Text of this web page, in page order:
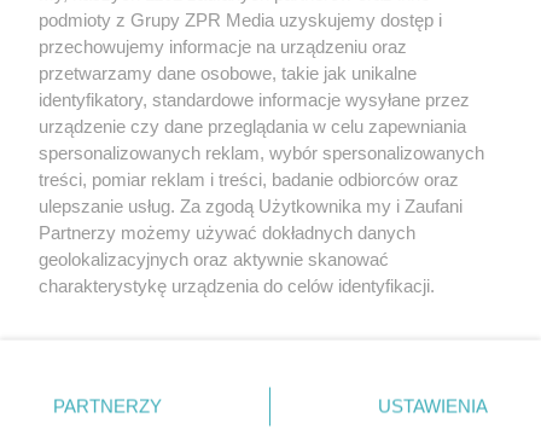
Żaden utwór zamieszczony w serwisie nie może być powielany i
rozpowszechniany lub dalej rozpowszechniany w jakikolwiek sposób (w
tym także elektroniczny lub mechaniczny) na jakimkolwiek polu
eksploatacji w jakiejkolwiek formie, włącznie z umieszczaniem w
Internecie bez pisemnej zgody właściciela praw. Jakiekolwiek użycie lub
wykorzystanie utworów w całości lub w części z naruszeniem prawa,
tzn. bez właściwej zgody, jest zabronione pod groźbą kary i może być
ścigane prawnie.
podmioty z Grupy ZPR Media uzyskujemy dostęp i
przechowujemy informacje na urządzeniu oraz
przetwarzamy dane osobowe, takie jak unikalne
identyfikatory, standardowe informacje wysyłane przez
urządzenie czy dane przeglądania w celu zapewniania
spersonalizowanych reklam, wybór spersonalizowanych
treści, pomiar reklam i treści, badanie odbiorców oraz
ulepszanie usług. Za zgodą Użytkownika my i Zaufani
Partnerzy możemy używać dokładnych danych
geolokalizacyjnych oraz aktywnie skanować
charakterystykę urządzenia do celów identyfikacji.
zmienić/wycofać klikając przycisk ustawień prywatności
znajdujący się w lewym dolnym rogu strony
PARTNERZY USTAWIENIA